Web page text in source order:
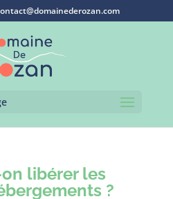
libérer les
?